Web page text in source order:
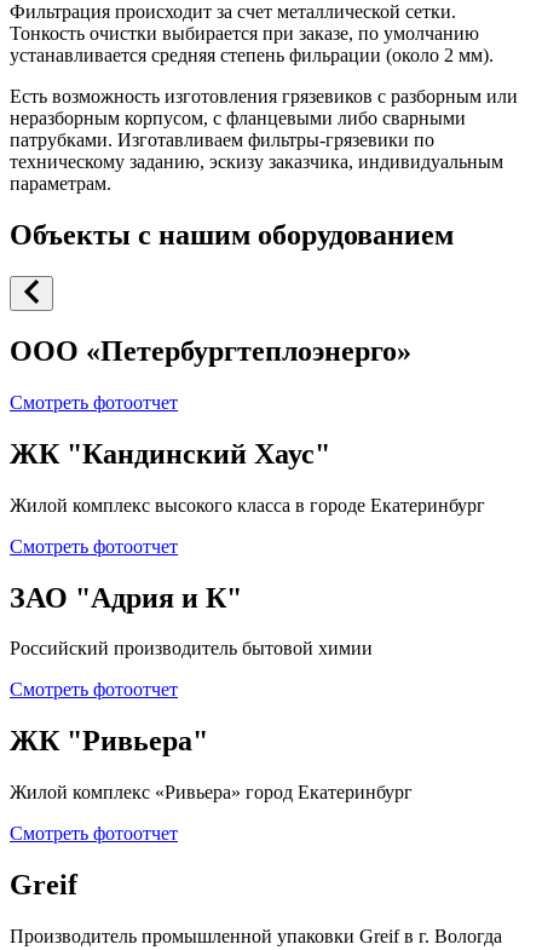
Фильтрация происходит за счет металлической сетки.
Тонкость очистки выбирается при заказе, по умолчанию
устанавливается средняя степень фильрации (около 2 мм).
Есть возможность изготовления грязевиков с разборным или
неразборным корпусом, с фланцевыми либо сварными
патрубками. Изготавливаем фильтры-грязевики по
техническому заданию, эскизу заказчика, индивидуальным
параметрам.
Объекты с нашим оборудованием
ООО «Петербургтеплоэнерго»
Смотреть фотоотчет
ЖК "Кандинский Хаус"
Жилой комплекс высокого класса в городе Екатеринбург
Смотреть фотоотчет
ЗАО "Адрия и К"
Российский производитель бытовой химии
Смотреть фотоотчет
ЖК "Ривьера"
Жилой комплекс «Ривьера» город Екатеринбург
Смотреть фотоотчет
Greif
Производитель промышленной упаковки Greif в г. Вологда